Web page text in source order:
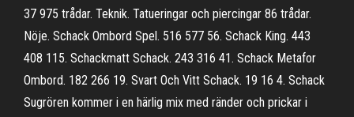
37 975 trådar. Teknik. Tatueringar och piercingar 86 trådar.
Nöje. Schack Ombord Spel. 516 577 56. Schack King. 443
408 115. Schackmatt Schack. 243 316 41. Schack Metafor
Ombord. 182 266 19. Svart Och Vitt Schack. 19 16 4. Schack
Sugrören kommer i en härlig mix med ränder och prickar i